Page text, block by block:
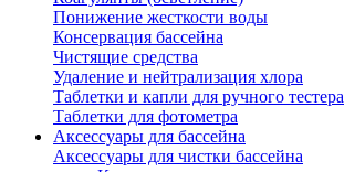
Понижение жесткости воды
Консервация бассейна
Чистящие средства
Удаление и нейтрализация хлора
Таблетки и капли для ручного тестера
Таблетки для фотометра
Аксессуары для бассейна
Аксессуары для чистки бассейна